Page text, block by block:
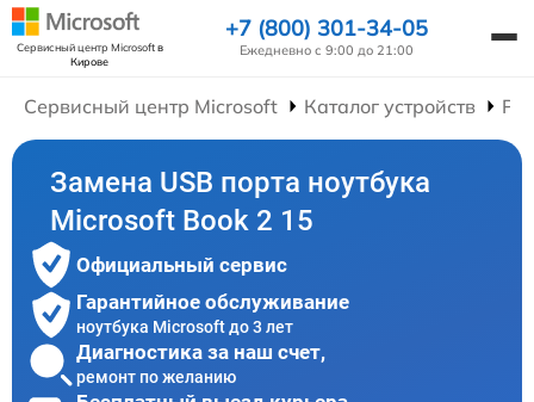
Сервисный центр Microsoftв
Кирове
+7 (800) 301-34-05
Ежедневно с 9:00 до 21:00
Сервисный центр Microsoft Каталог устройств
Замена USB порта ноутбука
Microsoft Book 2 15
Официальный сервис
Гарантийное обслуживание
ноутбука Microsoft до 3 лет
Диагностика за наш счет,
ремонт по желанию